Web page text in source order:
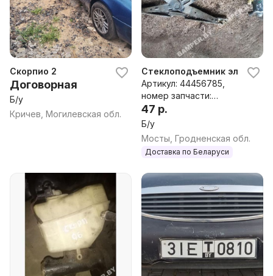
Скорпио 2
Договорная
Б/у
Кричев, Могилевская обл.
Стеклоподъемник
Артикул: 44456785,
номер запчасти:
44456785
47 р.
Б/у
Мосты, Гродненская обл.
Доставка по Беларуси